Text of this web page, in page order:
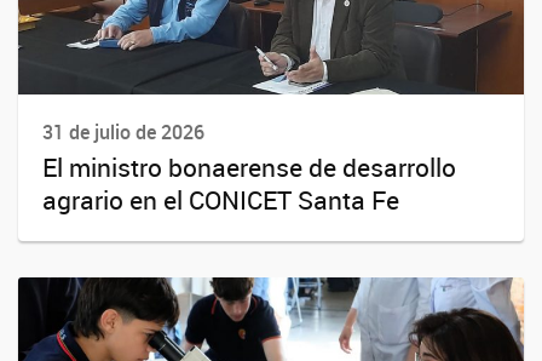
31 de julio de 2026
El ministro bonaerense de desarrollo
agrario en el CONICET Santa Fe